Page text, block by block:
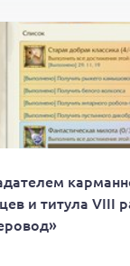
и титула VIII